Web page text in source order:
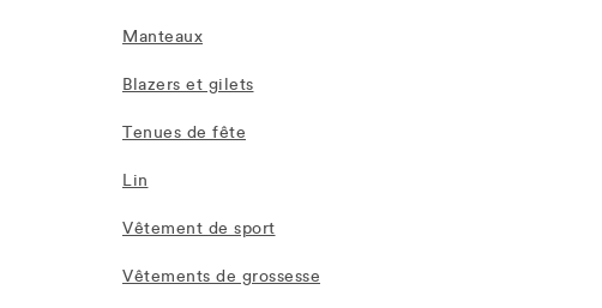
Manteaux
Blazers et gilets
Tenues de fête
Lin
Vêtement de sport
Vêtements de grossesse